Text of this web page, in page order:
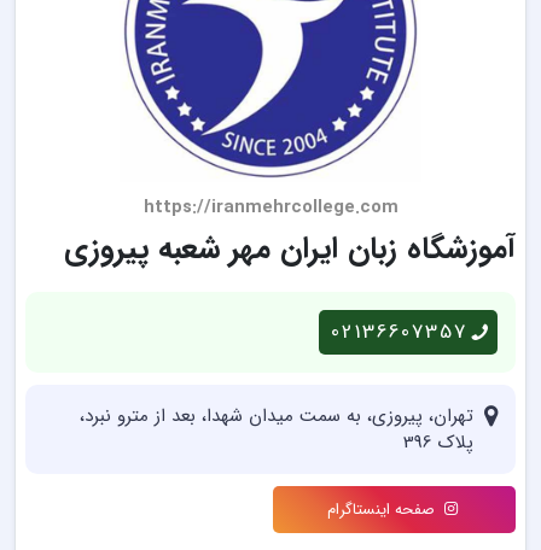
https://iranmehrcollege.com
آموزشگاه زبان ایران مهر شعبه پیروزی
02136607357
تهران، پیروزی، به سمت میدان شهدا، بعد از مترو نبرد،
پلاک 396
صفحه اینستاگرام